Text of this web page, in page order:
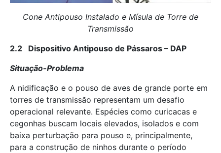
Cone Antipouso Instalado e Mísula de Torre de
Transmissão
2.2 Dispositivo Antipouso de Pássaros – DAP
Situação-Problema
A nidificação e o pouso de aves de grande porte em
torres de transmissão representam um desafio
operacional relevante. Espécies como curicacas e
cegonhas buscam locais elevados, isolados e com
baixa perturbação para pouso e, principalmente,
para a construção de ninhos durante o período